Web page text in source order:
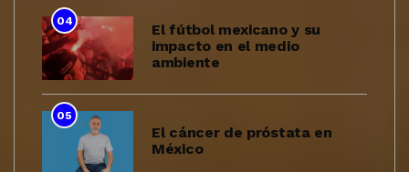
04
El fútbol mexicano y su
impacto en el medio
ambiente
05
El cáncer de próstata en
México